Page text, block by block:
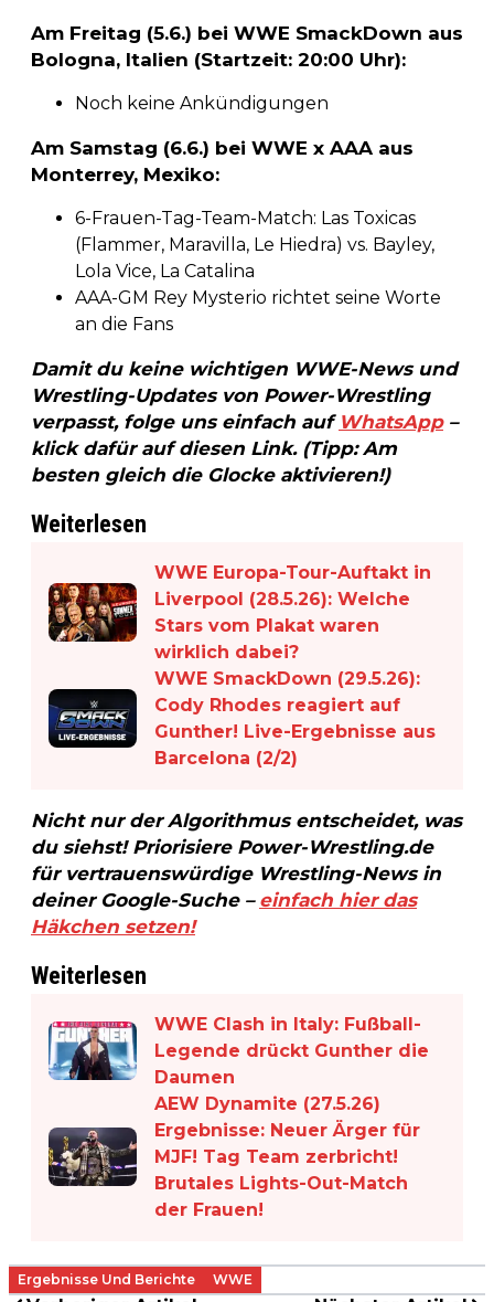
Am Freitag (5.6.) bei WWE SmackDown aus
Bologna, Italien (Startzeit: 20:00 Uhr):
Noch keine Ankündigungen
Am Samstag (6.6.) bei WWE x AAA aus
Monterrey, Mexiko:
6-Frauen-Tag-Team-Match: Las Toxicas
(Flammer, Maravilla, Le Hiedra) vs. Bayley,
Lola Vice, La Catalina
AAA-GM Rey Mysterio richtet seine Worte
an die Fans
Damit du keine wichtigen WWE-News und
Wrestling-Updates von Power-Wrestling
verpasst, folge uns einfach auf WhatsApp–
klick dafür auf diesen Link. (Tipp: Am
besten gleich die Glocke aktivieren!)
Weiterlesen
WWE Europa-Tour-Auftakt in
Liverpool (28.5.26): Welche
Stars vom Plakat waren
wirklich dabei?
WWE SmackDown (29.5.26):
Cody Rhodes reagiert auf
Gunther! Live-Ergebnisse aus
Barcelona (2/2)
Nicht nur der Algorithmus entscheidet, was
du siehst! Priorisiere Power-Wrestling.de
für vertrauenswürdige Wrestling-News in
deiner Google-Suche – einfach hier das
Häkchen setzen!
Weiterlesen
WWE Clash in Italy: Fußball-
Legende drückt Gunther die
Daumen
AEW Dynamite (27.5.26)
Ergebnisse: Neuer Ärger für
MJF! Tag Team zerbricht!
Brutales Lights-Out-Match
der Frauen!
Ergebnisse Und Berichte WWE